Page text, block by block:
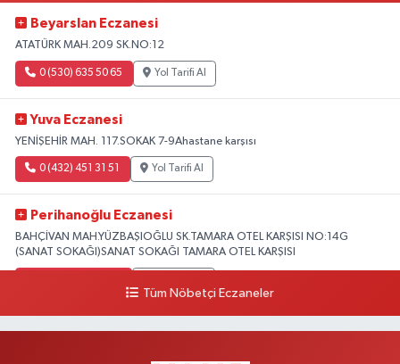
Beyarslan Eczanesi
ATATÜRK MAH.209 SK.NO:12
0 (530) 635 50 65 Yol Tarifi Al
Yuva Eczanesi
YENİŞEHİR MAH. 117.SOKAK 7-9Ahastane karşısı
0 (432) 451 31 51 Yol Tarifi Al
Perihanoğlu Eczanesi
BAHÇİVAN MAH.YÜZBAŞIOĞLU SK.TAMARA OTEL KARŞISI NO:14G
(SANAT SOKAĞI)SANAT SOKAĞI TAMARA OTEL KARŞISI
Tüm Nöbetçi Eczaneler